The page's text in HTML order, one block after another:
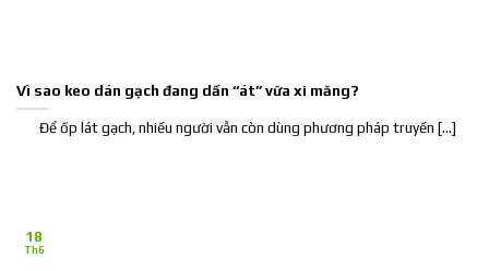
Vì sao keo dán gạch đang dần “át” vữa xi măng?
Để ốp lát gạch, nhiều người vẫn còn dùng phương pháp truyền [...]
18
Th6